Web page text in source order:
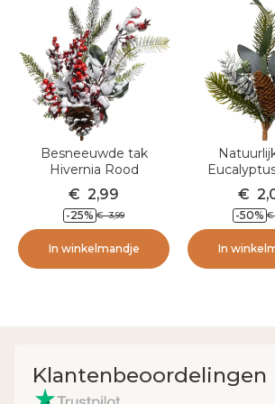
Besneeuwde tak
Hivernia Rood
€ 2,99
-25% € 3,99
In winkelmandje
€
-50% €
In
Klantenbeoordelingen